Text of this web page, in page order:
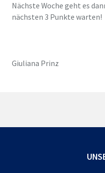
Nächste Woche geht es
nächsten 3 Punkte warten!
Giuliana Prinz